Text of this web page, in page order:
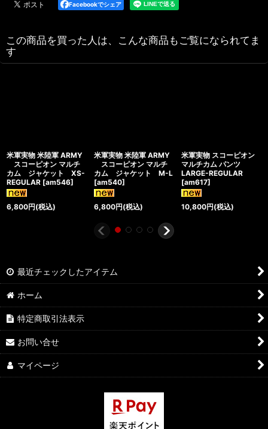
Facebookでシェア
この商品を買った人は、こんな商品もご覧になられてま
す
米軍実物 米陸軍 ARMY
スコーピオン マルチ
カム ジャケット XS-
REGULAR [am546]
6,800円(税込)
米軍実物 米陸軍 ARMY
スコーピオン マルチ
カム ジャケット M-L
[am540]
6,800円(税込)
米軍実物 スコーピオン
マルチカム パンツ
LARGE-REGULAR
[am617]
10,800円(税込)
最近チェックしたアイテム
ホーム
特定商取引法表示
お問い合せ
マイページ